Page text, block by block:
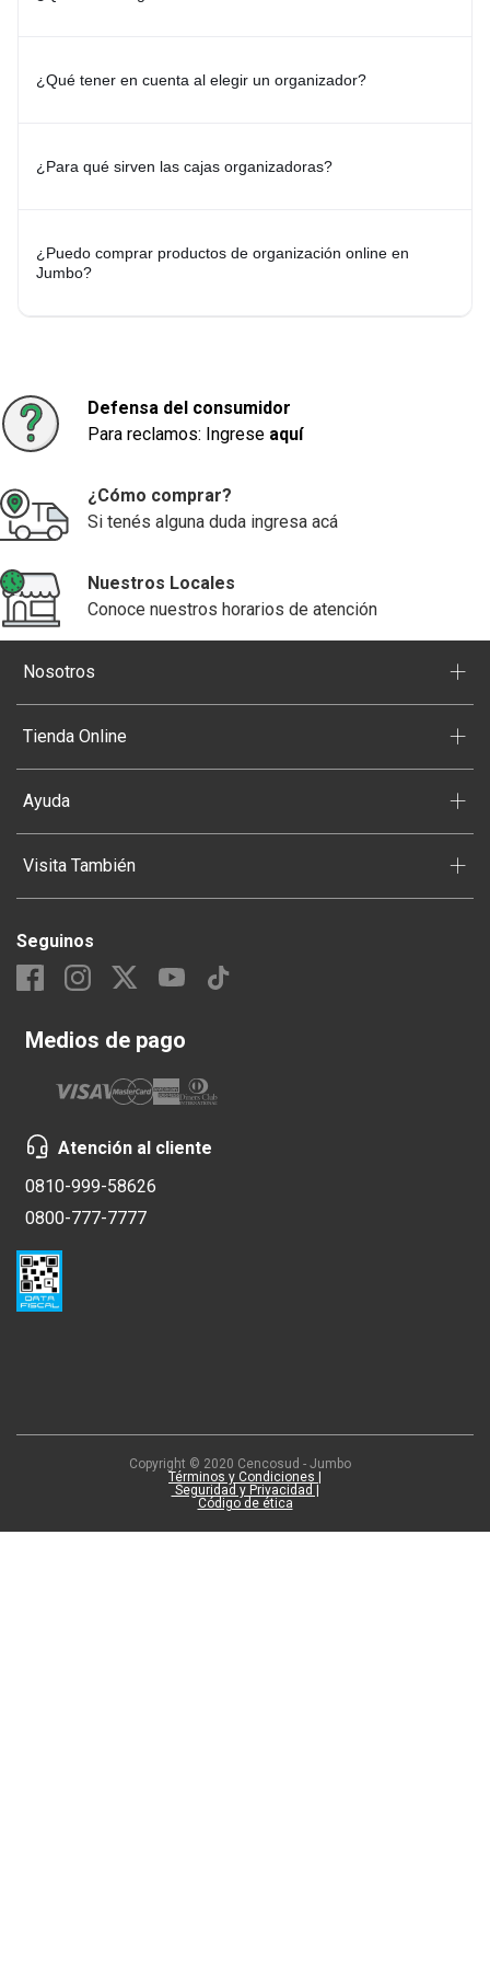
Lavado, planchado y organización de placard
guardar y el uso que tendrá cada producto. Si buscás optimizar
Explorá más categorías relacionadas:
Baldes y Cestos de Basura
¿Qué tener en cuenta al elegir un organizador?
¿Para qué sirven las cajas organizadoras?
¿Puedo comprar productos de organización online en
Jumbo?
Defensa del consumidor
Para reclamos: Ingrese aquí
¿Cómo comprar?
Si tenés alguna duda ingresa acá
Nuestros Locales
Conoce nuestros horarios de atención
Nosotros +
Tienda Online +
Ayuda +
Visita También +
Seguinos
Medios de pago
Atención al cliente
0810-999-58626
0800-777-7777
Copyright © 2020 Cencosud - Jumbo
Términos y Condiciones |
Seguridad y Privacidad |
Código de ética